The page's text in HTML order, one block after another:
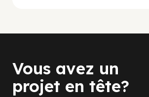
Vous avez un
projet en tête?